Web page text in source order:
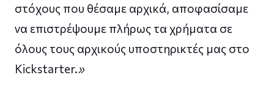
στόχους που θέσαμε αρχικά, αποφασίσαμε
να επιστρέψουμε πλήρως τα χρήματα σε
όλους τους αρχικούς υποστηρικτές μας στο
Kickstarter.»